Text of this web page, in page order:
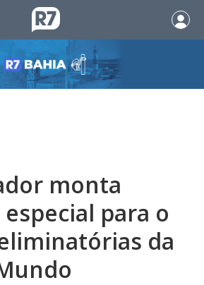
monta
para o
da